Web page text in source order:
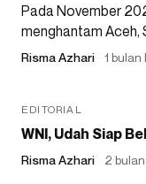
Pada November
menghantam Aceh,
Risma Azhari 1 bulan
EDITORIAL
WNI, Udah Siap
Risma Azhari 2